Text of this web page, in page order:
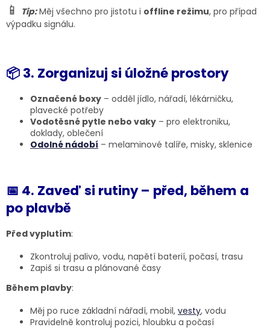
📱 Tip:Měj všechno pro jistotu i offline režimu, pro případ
výpadku signálu.
📦 3. Zorganizuj si úložné prostory
Označené boxy – odděl jídlo, nářadí, lékárničku,
plavecké potřeby
Vodotěsné pytle nebo vaky – pro elektroniku,
doklady, oblečení
Odolné nádobí – melaminové talíře, misky, sklenice
📅 4. Zaveď si rutiny – před, během a
po plavbě
Před vyplutím:
Zkontroluj palivo, vodu, napětí baterií, počasí, trasu
Zapiš si trasu a plánované časy
Během plavby:
Měj po ruce základní nářadí, mobil, vesty, vodu
Pravidelně kontroluj pozici, hloubku a počasí